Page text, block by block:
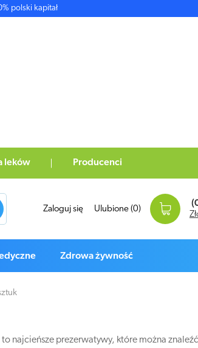
polski kapitał
leków Producenci
Zaloguj się Ulubione (0)
Zdrowa żywność
najcieńsze prezerwatywy, które można